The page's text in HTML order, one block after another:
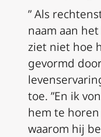
” Als
naam aan
ziet niet hoe
gevormd
toe. ”En ik
hem te
waarom hij